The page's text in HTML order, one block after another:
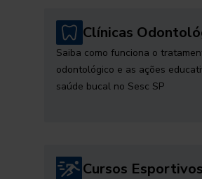
Clínicas
Saiba como funciona o
odontológico e as ações
saúde bucal no Sesc SP
Cursos Esportivos